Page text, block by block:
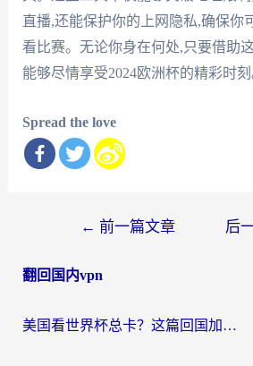
直播,还能保护你的上网隐私,确保你
看比赛。无论你身在何处,只要借助
能够尽情享受2024欧洲杯的精彩时刻
Spread the love
导
← 前一篇文章 后
翻回国内vpn
美国看世界杯总卡？这篇回国加速器指南帮你无缝刷国内资源（附苹果手机VPN设置步骤）